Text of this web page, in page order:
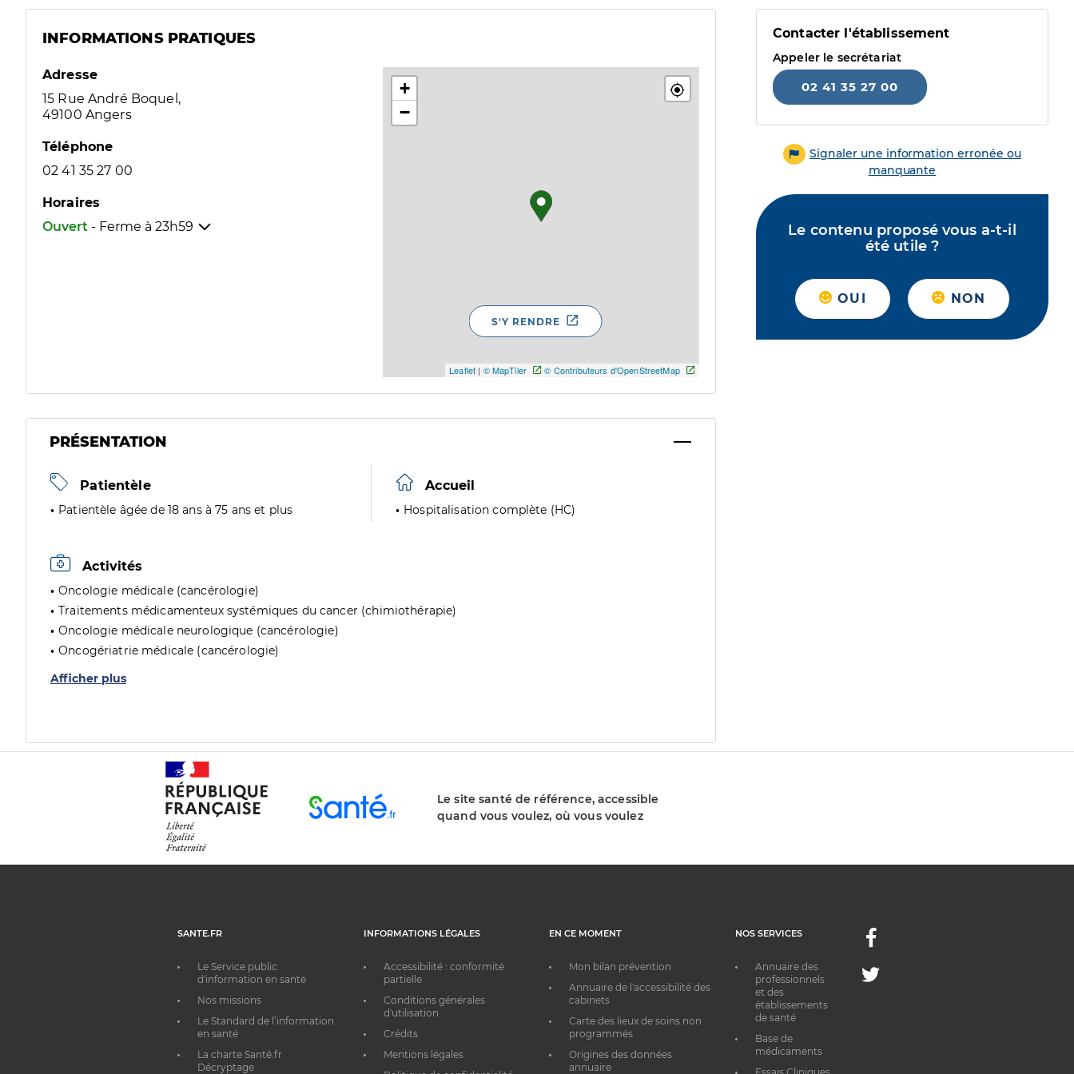
INFORMATIONS PRATIQUES
Adresse
15 Rue André Boquel,
49100 Angers
Téléphone
02 41 35 27 00
Horaires
Ouvert - Ferme à 23h59
+
−
Leaflet | © MapTiler © Contributeurs d'OpenStreetMap
S'Y RENDRE
PRÉSENTATION
Patientèle
Patientèle âgée de 18 ans à 75 ans et plus
Accueil
Hospitalisation complète (HC)
Activités
Oncologie médicale (cancérologie)
Traitements médicamenteux systémiques du cancer (chimiothérapie)
Oncologie médicale neurologique (cancérologie)
Oncogériatrie médicale (cancérologie)
Afficher plus
Contacter l'établissement
Appeler le secrétariat
02 41 35 27 00
Signaler une information erronée ou
manquante
Le contenu proposé vous a-t-il
été utile ?
OUI NON
Le site santé de référence, accessible
quand vous voulez, où vous voulez
SANTE.FR
Le Service public
d'information en santé
Nos missions
Le Standard de l’information
en santé
La charte Santé.fr
Décryptage
INFORMATIONS LÉGALES
Accessibilité : conformité
partielle
Conditions générales
d'utilisation
Crédits
Mentions légales
EN CE MOMENT
Mon bilan prévention
Annuaire de l'accessibilité des
cabinets
Carte des lieux de soins non
programmés
Origines des données
annuaire
NOS SERVICES
Annuaire des
professionnels
et des
établissements
de santé
Base de
médicaments
Facebook
Twitter